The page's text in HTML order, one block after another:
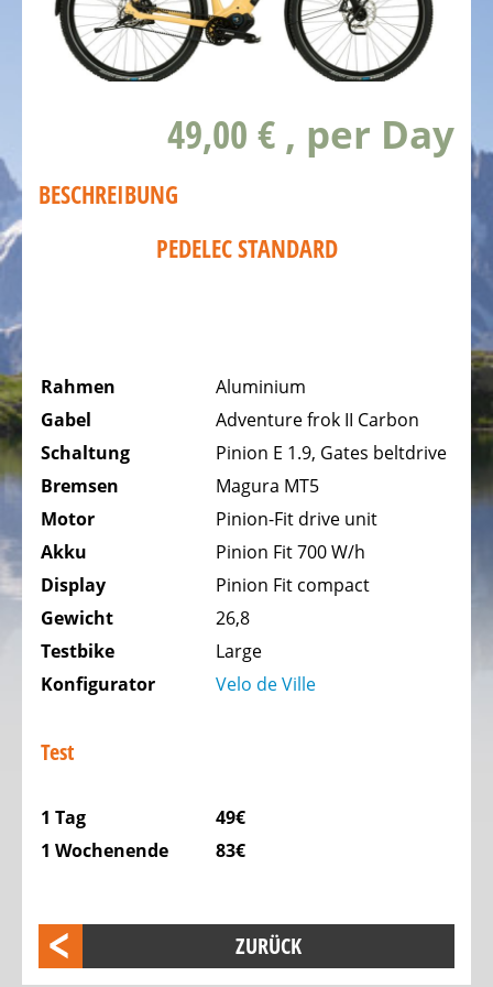
DAS
FAHRRAD
Rennräder,
Gravel
Fahrräder
Trekking
Fahrräder
Offroad
Trekking
Fahrräder
Stadtfahrräder
Faltfahrräder
Tandem
Fahrräder
Liegeräder,
Dreiräder
PEDELEC
49,00 € , per Day
BESCHREIBUNG
PEDELEC STANDARD
Rahmen
Aluminium
Gabel
Adventure frok II Carbon
Schaltung
Pinion E 1.9, Gates beltdrive
Bremsen
Magura MT5
Motor
Pinion-Fit drive unit
Akku
Pinion Fit 700 W/h
Display
Pinion Fit compact
Gewicht
26,8
Testbike
Large
Konfigurator
Velo de Ville
Test
1 Tag
49€
1 Wochenende
83€
ZURÜCK